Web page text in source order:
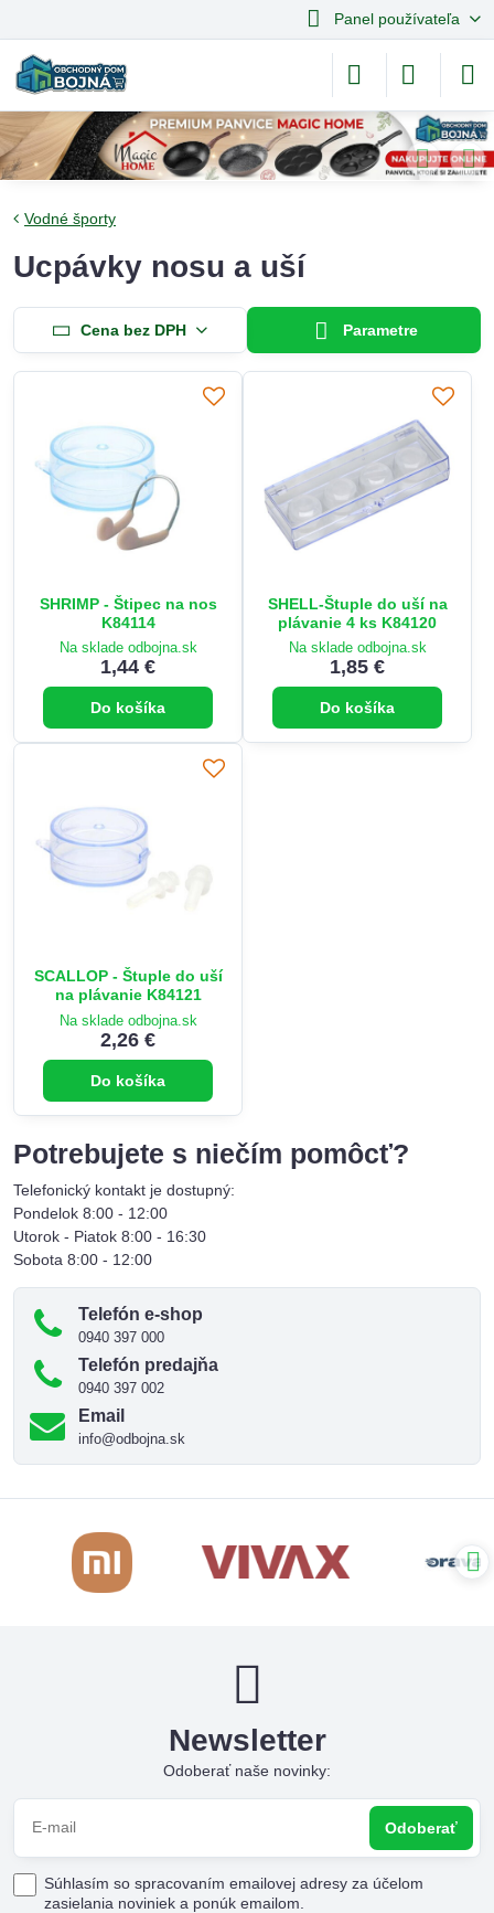
Panel používateľa
Vodné športy
Ucpávky nosu a uší
Cena bez DPH Parametre
SHRIMP - Štipec na nos
K84114
Na sklade odbojna.sk
1,44 €
Do košíka
SHELL-Štuple do uší na
plávanie 4 ks K84120
Na sklade odbojna.sk
1,85 €
Do košíka
SCALLOP - Štuple do uší
na plávanie K84121
Na sklade odbojna.sk
2,26 €
Do košíka
Potrebujete s niečím pomôcť?
Telefonický kontakt je dostupný:
Pondelok 8:00 - 12:00
Utorok - Piatok 8:00 - 16:30
Sobota 8:00 - 12:00
Telefón e-shop
0940 397 000
Telefón predajňa
0940 397 002
Email
info@odbojna.sk
Newsletter
Odoberať naše novinky:
Odoberať
Súhlasím so spracovaním emailovej adresy za účelom
zasielania noviniek a ponúk emailom.